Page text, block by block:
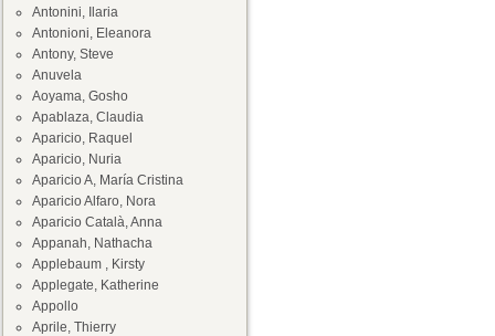
Antonini, Ilaria
Antonioni, Eleanora
Antony, Steve
Anuvela
Aoyama, Gosho
Apablaza, Claudia
Aparicio, Raquel
Aparicio, Nuria
Aparicio A, María Cristina
Aparicio Alfaro, Nora
Aparicio Català, Anna
Appanah, Nathacha
Applebaum , Kirsty
Applegate, Katherine
Appollo
Aprile, Thierry